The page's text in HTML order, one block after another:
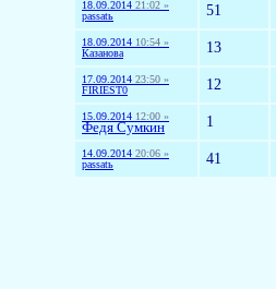
18.09.2014 21:02 »
passatь
51
18.09.2014 10:54 »
Казанова
13
17.09.2014 23:50 »
FIRIEST0
12
15.09.2014 12:00 »
Федя Сумкин 1
14.09.2014 20:06 »
passatь
41